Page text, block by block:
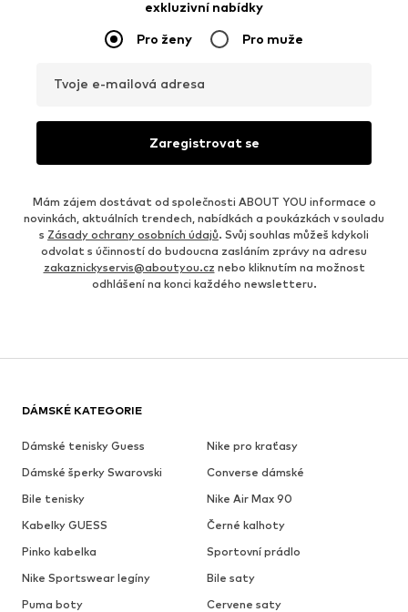
exkluzivní nabídky
Pro ženy Pro muže
Tvoje e-mailová adresa
Zaregistrovat se
Mám zájem dostávat od společnosti ABOUT YOU informace o
novinkách, aktuálních trendech, nabídkách a poukázkách v souladu
s Zásady ochrany osobních údajů. Svůj souhlas můžeš kdykoli
odvolat s účinností do budoucna zasláním zprávy na adresu
zakaznickyservis@aboutyou.cz nebo kliknutím na možnost
odhlášení na konci každého newsletteru.
DÁMSKÉ KATEGORIE
Dámské tenisky Guess
Nike pro kraťasy
Dámské šperky Swarovski
Converse dámské
Bile tenisky
Nike Air Max 90
Kabelky GUESS
Černé kalhoty
Pinko kabelka
Sportovní prádlo
Nike Sportswear legíny
Bile saty
Puma boty
Cervene saty